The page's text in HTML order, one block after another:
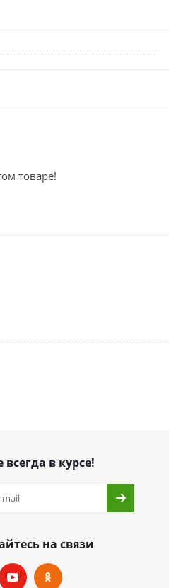
товаре!
всегда в курсе!
на связи